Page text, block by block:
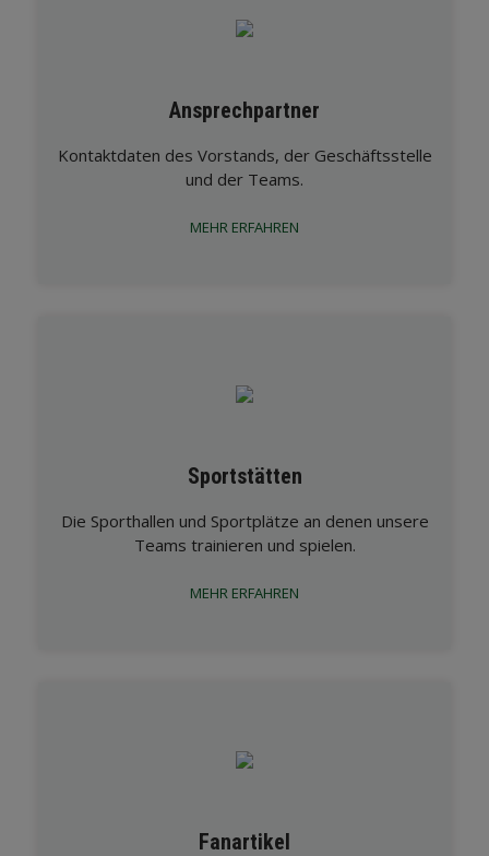
Ansprechpartner
Kontaktdaten des Vorstands, der Geschäftsstelle
und der Teams.
MEHR ERFAHREN
Sportstätten
Die Sporthallen und Sportplätze an denen unsere
Teams trainieren und spielen.
MEHR ERFAHREN
Fanartikel